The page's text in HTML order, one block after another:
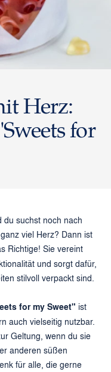
Herz:
for
du suchst noch nach
viel Herz? Dann ist
Richtige! Sie vereint
und sorgt dafür,
stilvoll verpackt sind.
for my Sweet" ist
auch vielseitig nutzbar.
Geltung, wenn du sie
anderen süßen
für alle, die gerne